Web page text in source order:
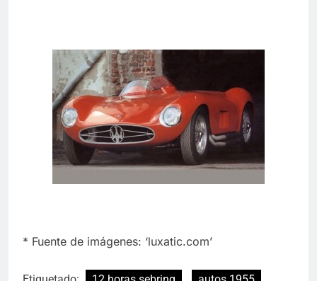
* Fuente de imágenes: ‘luxatic.com’